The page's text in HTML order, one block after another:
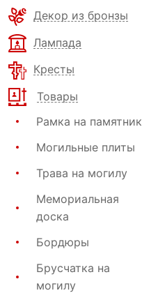
Декор из бронзы
Лампада
Кресты
Товары
Рамка на памятник
Могильные плиты
Трава на могилу
Мемориальная
доска
Бордюры
Брусчатка на
могилу